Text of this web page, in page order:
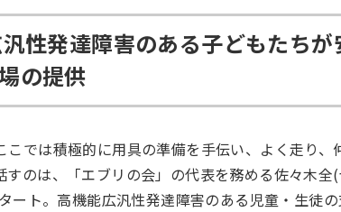
性発達障害のある子どもたちが
の提供
こでは積極的に用具の準備を手伝い、よく走り
すのは、「エブリの会」の代表を務める佐々木
ート。高機能広汎性発達障害のある児童・生徒